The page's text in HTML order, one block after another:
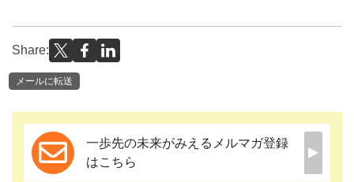
Share:
メールに転送
一歩先の未来がみえるメルマガ登録
はこちら